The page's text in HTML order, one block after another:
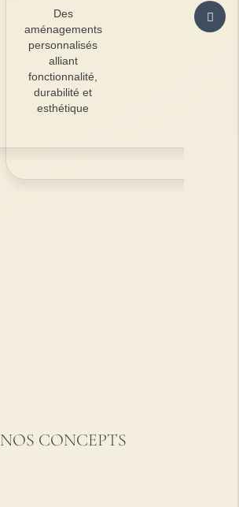
Des
aménagements
personnalisés
alliant
fonctionnalité,
durabilité et
esthétique
NOS CONCEPTS